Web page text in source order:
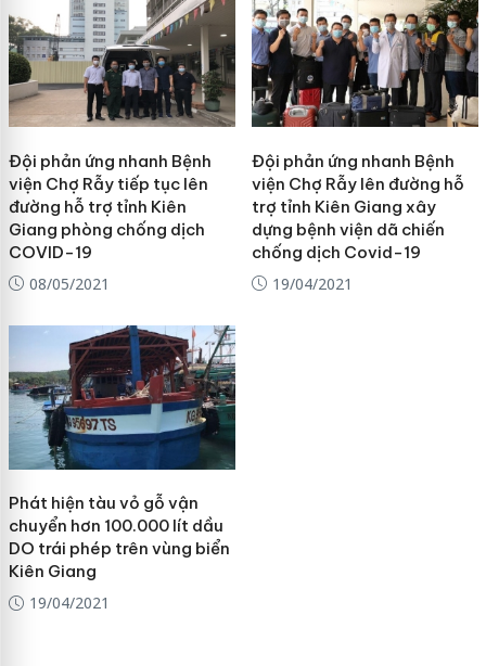
Đội phản ứng nhanh Bệnh
viện Chợ Rẫy tiếp tục lên
đường hỗ trợ tỉnh Kiên
Giang phòng chống dịch
COVID-19
08/05/2021
Đội phản ứng nhanh Bệnh
viện Chợ Rẫy lên đường hỗ
trợ tỉnh Kiên Giang xây
dựng bệnh viện dã chiến
chống dịch Covid-19
19/04/2021
Phát hiện tàu vỏ gỗ vận
chuyển hơn 100.000 lít dầu
DO trái phép trên vùng biển
Kiên Giang
19/04/2021